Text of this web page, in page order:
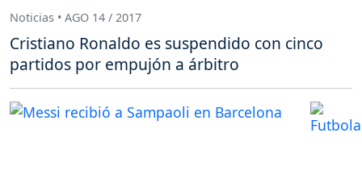
Noticias • AGO 14 / 2017
Cristiano Ronaldo es suspendido con cinco
partidos por empujón a árbitro